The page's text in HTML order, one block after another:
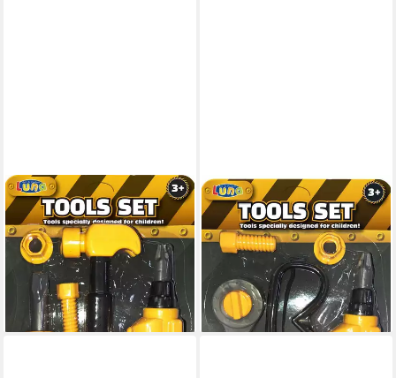
DIAKAKIS
Kinder-Werkzeug-Set Luna
Kinder Werkzeugset 5-tlg.
Handwerk Werkzeug, (Set, 5-
9,00 €
lieferbar - in 2-3 Werktagen bei dir
DIAKAKIS
Kinder-Werkzeug-Set Luna
Kinder Werkzeugset 5-tlg.
Handwerk Werkzeug, (Set, 5-
9,00 €
lieferbar - in 2-3 Werktagen bei dir